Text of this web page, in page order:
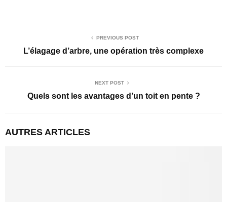
PREVIOUS POST
L’élagage d’arbre, une opération très complexe
NEXT POST
Quels sont les avantages d’un toit en pente ?
AUTRES ARTICLES